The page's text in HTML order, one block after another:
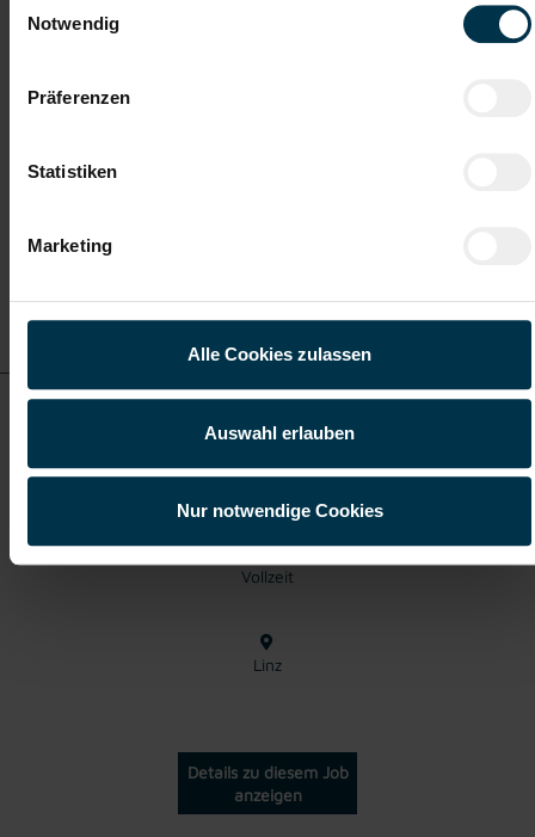
Notwendig
Präferenzen
Statistiken
Marketing
Alle Cookies zulassen
Auswahl erlauben
Nur notwendige Cookies
Details zu diesem Job
anzeigen
Vollzeit
Linz
Details zu diesem Job
anzeigen